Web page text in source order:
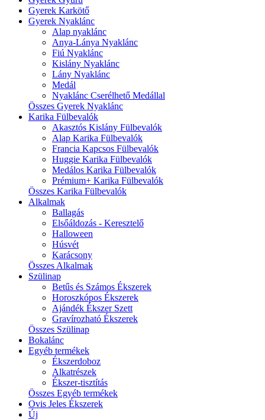
Gyerek Karkötő
Gyerek Nyaklánc
Alap nyaklánc
Anya-Lánya Nyaklánc
Fiú Nyaklánc
Kislány Nyaklánc
Lány Nyaklánc
Medál
Nyaklánc Cserélhető Medállal
Összes Gyerek Nyaklánc
Karika Fülbevalók
Akasztós Kislány Fülbevalók
Alap Karika Fülbevalók
Francia Kapcsos Fülbevalók
Huggie Karika Fülbevalók
Medálos Karika Fülbevalók
Prémium+ Karika Fülbevalók
Összes Karika Fülbevalók
Alkalmak
Ballagás
Elsőáldozás - Keresztelő
Halloween
Húsvét
Karácsony
Összes Alkalmak
Szülinap
Betűs és Számos Ékszerek
Horoszkópos Ékszerek
Ajándék Ékszer Szett
Gravírozható Ékszerek
Összes Szülinap
Bokalánc
Egyéb termékek
Ékszerdoboz
Alkatrészek
Ékszer-tisztítás
Összes Egyéb termékek
Ovis Jeles Ékszerek
Új